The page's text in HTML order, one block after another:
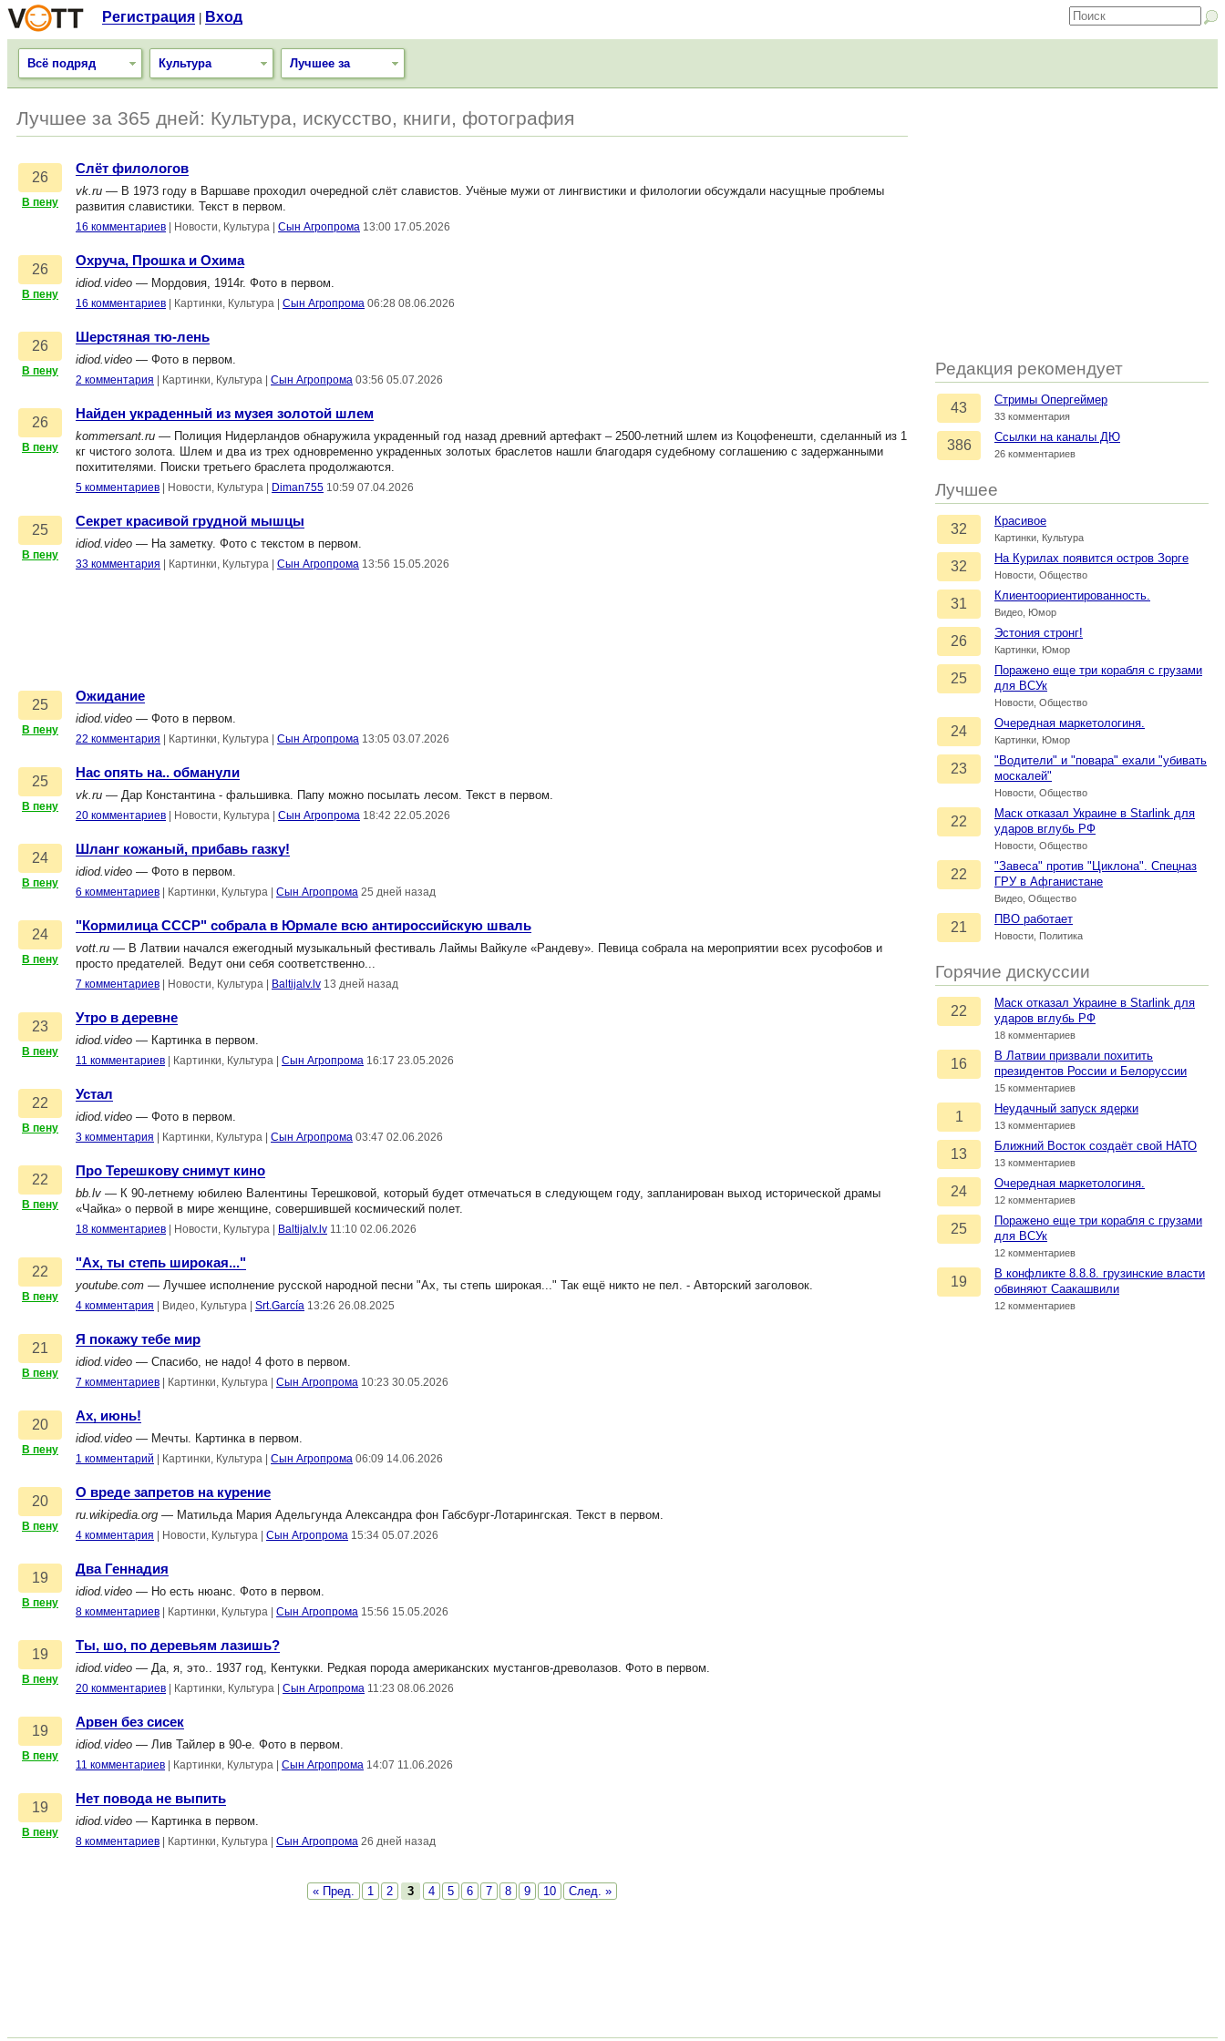
Регистрация Вход
Всё подряд Культура Лучшее за
Редакция рекомендует
43
Стримы Опергеймер
33 комментария
386
Ссылки на каналы ДЮ
26 комментариев
Лучшее
32
Красивое
Картинки, Культура
32
На Курилах появится остров Зорге
Новости, Общество
31
Клиентоориентированность.
Видео, Юмор
26
Эстония стронг!
Картинки, Юмор
25
Поражено еще три корабля с грузами
для ВСУк
Новости, Общество
24
Очередная маркетологиня.
Картинки, Юмор
23
"Водители" и "повара" ехали "убивать
москалей"
Новости, Общество
22
Маск отказал Украине в Starlink для
ударов вглубь РФ
Новости, Общество
22
"Завеса" против "Циклона". Спецназ
ГРУ в Афганистане
Видео, Общество
21
ПВО работает
Новости, Политика
Горячие дискуссии
22
Маск отказал Украине в Starlink для
ударов вглубь РФ
18 комментариев
16
В Латвии призвали похитить
президентов России и Белоруссии
15 комментариев
1
Неудачный запуск ядерки
13 комментариев
13
Ближний Восток создаёт свой НАТО
13 комментариев
24
Очередная маркетологиня.
12 комментариев
25
Поражено еще три корабля с грузами
для ВСУк
12 комментариев
19
В конфликте 8.8.8. грузинские власти
обвиняют Саакашвили
12 комментариев
Лучшее за 365 дней: Культура, искусство, книги, фотография
26
В пену
Слёт филологов
vk.ru — В 1973 году в Варшаве проходил очередной слёт славистов. Учёные мужи от лингвистики и филологии обсуждали насущные проблемы
развития славистики. Текст в первом.
16 комментариев Новости, Культура Сын Агропрома 13:00 17.05.2026
26
В пену
Охруча, Прошка и Охима
idiod.video — Мордовия, 1914г. Фото в первом.
16 комментариев Картинки, Культура Сын Агропрома 06:28 08.06.2026
26
В пену
Шерстяная тю-лень
idiod.video — Фото в первом.
2 комментария Картинки, Культура Сын Агропрома 03:56 05.07.2026
26
В пену
Найден украденный из музея золотой шлем
kommersant.ru — Полиция Нидерландов обнаружила украденный год назад древний артефакт – 2500-летний шлем из Коцофенешти, сделанный из 1
кг чистого золота. Шлем и два из трех одновременно украденных золотых браслетов нашли благодаря судебному соглашению с задержанными
похитителями. Поиски третьего браслета продолжаются.
5 комментариев Новости, Культура Diman755 10:59 07.04.2026
25
В пену
Секрет красивой грудной мышцы
idiod.video — На заметку. Фото с текстом в первом.
33 комментария Картинки, Культура Сын Агропрома 13:56 15.05.2026
25
В пену
Ожидание
idiod.video — Фото в первом.
22 комментария Картинки, Культура Сын Агропрома 13:05 03.07.2026
25
В пену
Нас опять на.. обманули
vk.ru — Дар Константина - фальшивка. Папу можно посылать лесом. Текст в первом.
20 комментариев Новости, Культура Сын Агропрома 18:42 22.05.2026
24
В пену
Шланг кожаный, прибавь газку!
idiod.video — Фото в первом.
6 комментариев Картинки, Культура Сын Агропрома 25 дней назад
24
В пену
"Кормилица СССР" собрала в Юрмале всю антироссийскую шваль
vott.ru — В Латвии начался ежегодный музыкальный фестиваль Лаймы Вайкуле «Рандеву». Певица собрала на мероприятии всех русофобов и
просто предателей. Ведут они себя соответственно...
7 комментариев Новости, Культура Baltijalv.lv 13 дней назад
23
В пену
Утро в деревне
idiod.video — Картинка в первом.
11 комментариев Картинки, Культура Сын Агропрома 16:17 23.05.2026
22
В пену
Устал
idiod.video — Фото в первом.
3 комментария Картинки, Культура Сын Агропрома 03:47 02.06.2026
22
В пену
Про Терешкову снимут кино
bb.lv — К 90-летнему юбилею Валентины Терешковой, который будет отмечаться в следующем году, запланирован выход исторической драмы
«Чайка» о первой в мире женщине, совершившей космический полет.
18 комментариев Новости, Культура Baltijalv.lv 11:10 02.06.2026
22
В пену
"Ах, ты степь широкая..."
youtube.com — Лучшее исполнение русской народной песни "Ах, ты степь широкая..." Так ещё никто не пел. - Авторский заголовок.
4 комментария Видео, Культура Srt.García 13:26 26.08.2025
21
В пену
Я покажу тебе мир
idiod.video — Спасибо, не надо! 4 фото в первом.
7 комментариев Картинки, Культура Сын Агропрома 10:23 30.05.2026
20
В пену
Ах, июнь!
idiod.video — Мечты. Картинка в первом.
1 комментарий Картинки, Культура Сын Агропрома 06:09 14.06.2026
20
В пену
О вреде запретов на курение
ru.wikipedia.org — Матильда Мария Адельгунда Александра фон Габсбург-Лотарингская. Текст в первом.
4 комментария Новости, Культура Сын Агропрома 15:34 05.07.2026
19
В пену
Два Геннадия
idiod.video — Но есть нюанс. Фото в первом.
8 комментариев Картинки, Культура Сын Агропрома 15:56 15.05.2026
19
В пену
Ты, шо, по деревьям лазишь?
idiod.video — Да, я, это.. 1937 год, Кентукки. Редкая порода американских мустангов-древолазов. Фото в первом.
20 комментариев Картинки, Культура Сын Агропрома 11:23 08.06.2026
19
В пену
Арвен без сисек
idiod.video — Лив Тайлер в 90-е. Фото в первом.
11 комментариев Картинки, Культура Сын Агропрома 14:07 11.06.2026
19
В пену
Нет повода не выпить
idiod.video — Картинка в первом.
8 комментариев Картинки, Культура Сын Агропрома 26 дней назад
« Пред. 1 2 3 4 5 6 7 8 9 10 След. »